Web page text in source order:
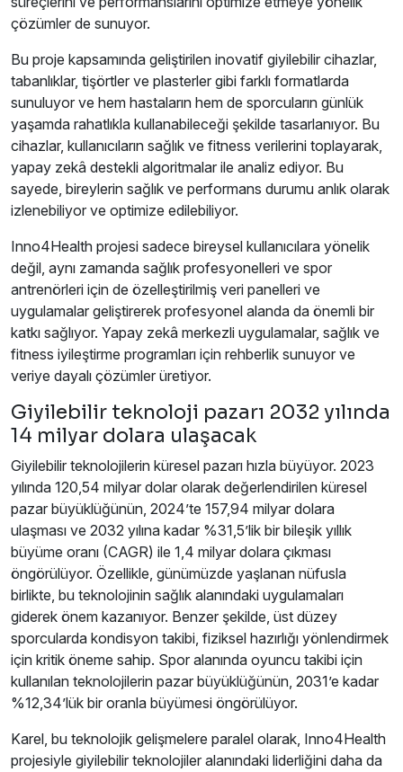
çözümler de sunuyor.
Bu proje kapsamında geliştirilen inovatif giyilebilir cihazlar,
tabanlıklar, tişörtler ve plasterler gibi farklı formatlarda
sunuluyor ve hem hastaların hem de sporcuların günlük
yaşamda rahatlıkla kullanabileceği şekilde tasarlanıyor. Bu
cihazlar, kullanıcıların sağlık ve fitness verilerini toplayarak,
yapay zekâ destekli algoritmalar ile analiz ediyor. Bu
sayede, bireylerin sağlık ve performans durumu anlık olarak
izlenebiliyor ve optimize edilebiliyor.
Inno4Health projesi sadece bireysel kullanıcılara yönelik
değil, aynı zamanda sağlık profesyonelleri ve spor
antrenörleri için de özelleştirilmiş veri panelleri ve
uygulamalar geliştirerek profesyonel alanda da önemli bir
katkı sağlıyor. Yapay zekâ merkezli uygulamalar, sağlık ve
fitness iyileştirme programları için rehberlik sunuyor ve
veriye dayalı çözümler üretiyor.
Giyilebilir teknoloji pazarı 2032 yılında
14 milyar dolara ulaşacak
Giyilebilir teknolojilerin küresel pazarı hızla büyüyor. 2023
yılında 120,54 milyar dolar olarak değerlendirilen küresel
pazar büyüklüğünün, 2024’te 157,94 milyar dolara
ulaşması ve 2032 yılına kadar %31,5’lik bir bileşik yıllık
büyüme oranı (CAGR) ile 1,4 milyar dolara çıkması
öngörülüyor. Özellikle, günümüzde yaşlanan nüfusla
birlikte, bu teknolojinin sağlık alanındaki uygulamaları
giderek önem kazanıyor. Benzer şekilde, üst düzey
sporcularda kondisyon takibi, fiziksel hazırlığı yönlendirmek
için kritik öneme sahip. Spor alanında oyuncu takibi için
kullanılan teknolojilerin pazar büyüklüğünün, 2031’e kadar
%12,34’lük bir oranla büyümesi öngörülüyor.
Karel, bu teknolojik gelişmelere paralel olarak, Inno4Health
projesiyle giyilebilir teknolojiler alanındaki liderliğini daha da